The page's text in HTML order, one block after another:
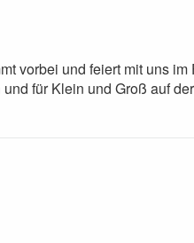
vorbei und feiert mit uns
für Klein und Groß auf